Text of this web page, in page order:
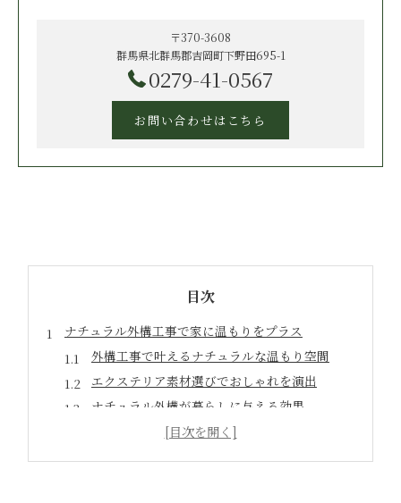
〒370-3608
群馬県北群馬郡吉岡町下野田695-1
0279-41-0567
お問い合わせはこちら
目次
ナチュラル外構工事で家に温もりをプラス
外構工事で叶えるナチュラルな温もり空間
エクステリア素材選びでおしゃれを演出
ナチュラル外構が暮らしに与える効果
外構工事で実現するおしゃれな家の印象